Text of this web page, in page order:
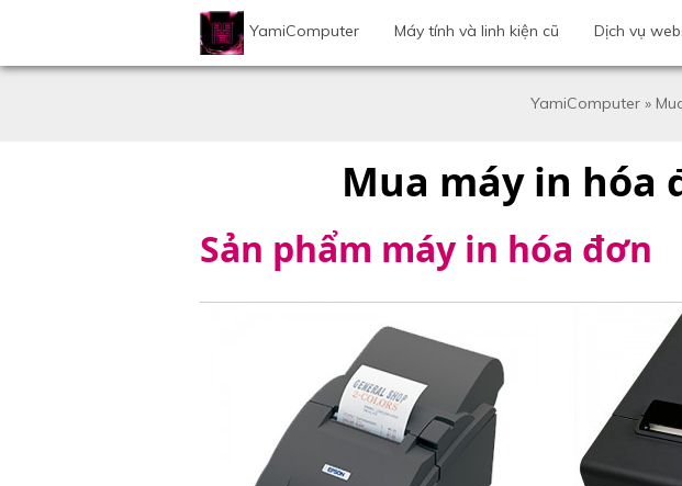
YamiComputer Máy tính và linh kiện cũ Dịch vụ
YamiComputer»
Mua máy in hóa
Sản phẩm máy in hóa đơn